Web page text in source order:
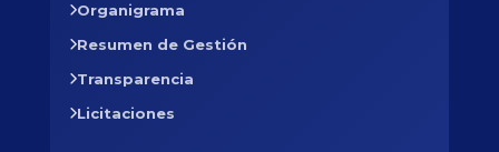
Organigrama
Resumen de Gestión
Transparencia
Licitaciones